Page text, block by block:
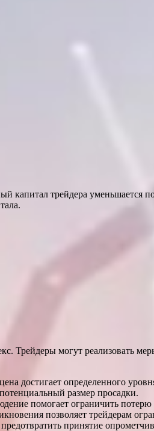
капитал трейдера
Трейдеры могут реализовать
достигает определенного
размер просадки.
помогает ограничить потерю
позволяет трейдерам
принятие